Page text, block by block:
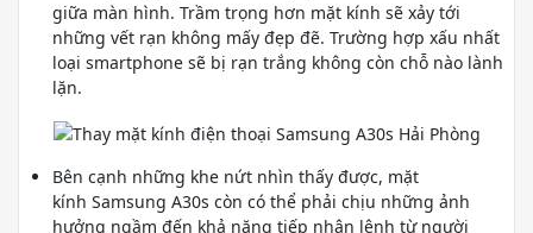
giữa màn hình. Trầm trọng hơn mặt kính sẽ xảy tới
những vết rạn không mấy đẹp đẽ. Trường hợp xấu nhất
loại smartphone sẽ bị rạn trắng không còn chỗ nào lành
lặn.
Bên cạnh những khe nứt nhìn thấy được, mặt
kính Samsung A30s còn có thể phải chịu những ảnh
hưởng ngầm đến khả năng tiếp nhận lệnh từ người